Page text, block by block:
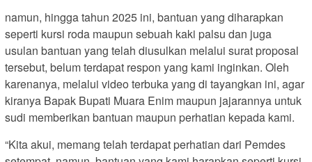
namun, hingga tahun 2025 ini, bantuan yang diharapkan
seperti kursi roda maupun sebuah kaki palsu dan juga
usulan bantuan yang telah diusulkan melalui surat proposal
tersebut, belum terdapat respon yang kami inginkan. Oleh
karenanya, melalui video terbuka yang di tayangkan ini, agar
kiranya Bapak Bupati Muara Enim maupun jajarannya untuk
sudi memberikan bantuan maupun perhatian kepada kami.
“Kita akui, memang telah terdapat perhatian dari Pemdes